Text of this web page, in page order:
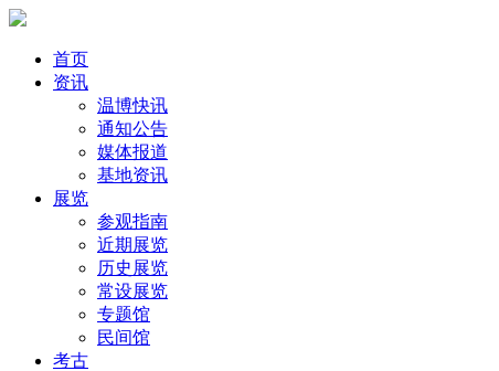
首页
资讯
温博快讯
通知公告
媒体报道
基地资讯
展览
参观指南
近期展览
历史展览
常设展览
专题馆
民间馆
考古